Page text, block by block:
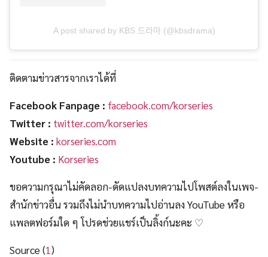
A post shared by KBS 드라마 (@kbsdrama)
ติดตามข่าวสารจากเราได้ที่
Facebook Fanpage : facebook.com/korseries
Twitter : twitter.com/korseries
Website : korseries.com
Youtube : Korseries
ขอความกรุณาไม่คัดลอก-ดัดแปลงบทความไปโพสต์ลงในเพจ-
สำนักข่าวอื่น รวมถึงไม่นำบทความไปอ่านลง YouTube หรือ
แพลตฟอร์มใด ๆ โปรดช่วยแชร์เป็นลิ้งก์นะคะ ♡
Source (1)